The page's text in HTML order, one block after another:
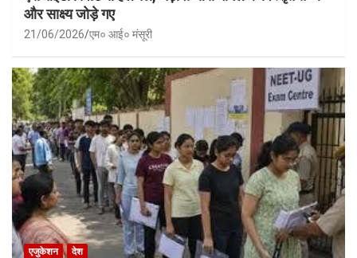
और साक्ष्य जोड़े गए
21/06/2026 एम० आई० मंसूरी
एजुकेशन देश